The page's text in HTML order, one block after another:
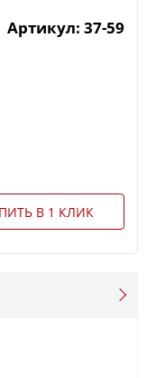
Артикул: 37-59
В 1 КЛИК